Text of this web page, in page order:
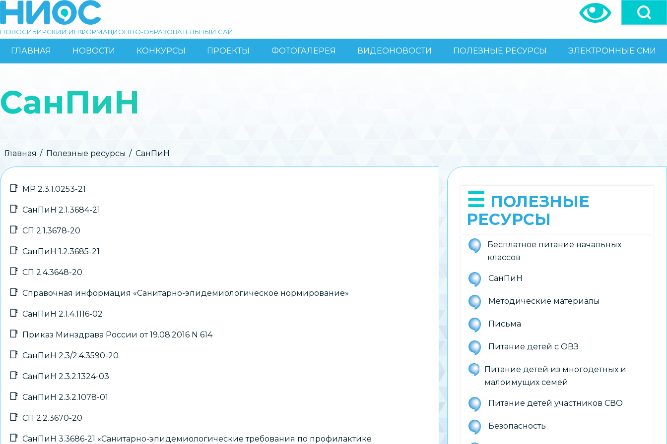
основному
Поиск
НОВОСИБИРСКИЙ ИНФОРМАЦИОННО-ОБРАЗОВАТЕЛЬНЫЙ САЙТ
ОСНОВНАЯ
ГЛАВНАЯ НОВОСТИ КОНКУРСЫ ПРОЕКТЫ ФОТОГАЛЕРЕЯ ВИДЕОНОВОСТИ ПОЛЕЗНЫЕ РЕСУРСЫ ЭЛЕКТРОННЫЕ СМИ
СанПиН
Строка
навигации
Главная Полезные ресурсы СанПиН
МР 2.3.1.0253-21
СанПиН 2.1.3684-21
СП 2.1.3678-20
СанПиН 1.2.3685-21
СП 2.4.3648-20
Справочная информация «Санитарно-эпидемиологическое нормирование»
СанПиН 2.1.4.1116-02
Приказ Минздрава России от 19.08.2016 N 614
СанПиН 2.3/2.4.3590-20
СанПиН 2.3.2.1324-03
СанПиН 2.3.2.1078-01
СП 2.2.3670-20
СанПиН 3.3686-21 «Санитарно-эпидемиологические требования по профилактике
ПОЛЕЗНЫЕ
РЕСУРСЫ
Бесплатное питание начальных
классов
СанПиН
Методические материалы
Письма
Питание детей с ОВЗ
Питание детей из многодетных и
малоимущих семей
Питание детей участников СВО
Безопасность